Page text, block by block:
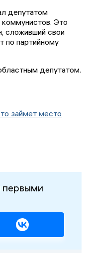
депутатом
Это
сложивший свои
по партийному
депутатом.
займет место
первыми